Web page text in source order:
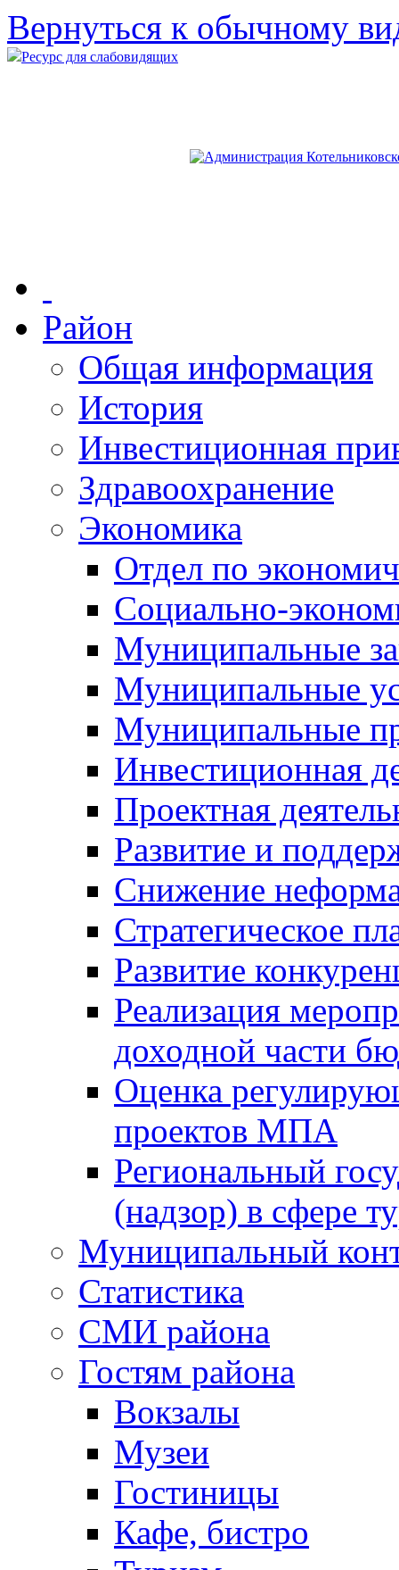
Вернуться к обычному
Ресурс для слабовидящих
Район
Общая информация
История
Инвестиционная
Здравоохранение
Экономика
Отдел по
Социально-
Муниципальные
Муниципальные
Муниципальные
Инвестиционная
Проектная
Развитие и
Снижение
Стратегическое
Развитие
Реализация
доходной части
Оценка
проектов МПА
Региональный
(надзор) в сфере
Муниципальный
Статистика
СМИ района
Гостям района
Вокзалы
Музеи
Гостиницы
Кафе, бистро